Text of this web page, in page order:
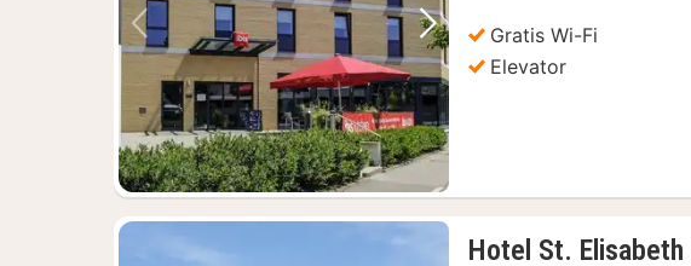
Forrige billede Næste billede
Gratis Wi-Fi
Elevator
Hotel St. Elisabeth